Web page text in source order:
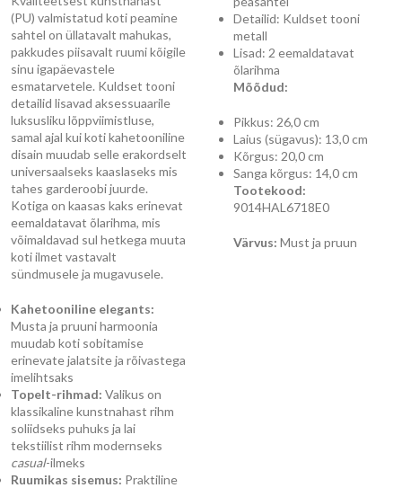
(PU) valmistatud koti peamine
sahtel on üllatavalt mahukas,
pakkudes piisavalt ruumi kõigile
sinu igapäevastele
esmatarvetele. Kuldset tooni
detailid lisavad aksessuaarile
luksusliku lõppviimistluse,
samal ajal kui koti kahetooniline
disain muudab selle erakordselt
universaalseks kaaslaseks mis
tahes garderoobi juurde.
Kotiga on kaasas kaks erinevat
eemaldatavat õlarihma, mis
võimaldavad sul hetkega muuta
koti ilmet vastavalt
sündmusele ja mugavusele.
Kahetooniline elegants:
Musta ja pruuni harmoonia
muudab koti sobitamise
erinevate jalatsite ja rõivastega
imelihtsaks
Topelt-rihmad: Valikus on
klassikaline kunstnahast rihm
soliidseks puhuks ja lai
tekstiilist rihm modernseks
casual-ilmeks
Ruumikas sisemus: Praktiline
Detailid: Kuldset tooni
metall
Lisad: 2 eemaldatavat
õlarihma
Mõõdud:
Pikkus: 26,0 cm
Laius (sügavus): 13,0 cm
Kõrgus: 20,0 cm
Sanga kõrgus: 14,0 cm
Tootekood:
9014HAL6718E0
Värvus: Must ja pruun